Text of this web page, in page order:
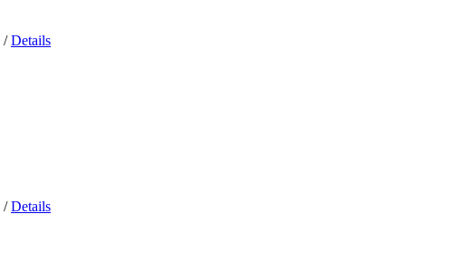
/ Details
/ Details